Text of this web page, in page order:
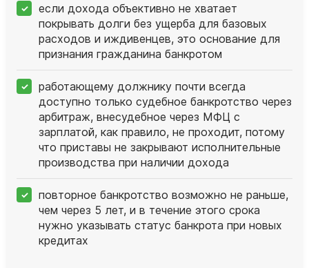
если дохода объективно не хватает
покрывать долги без ущерба для базовых
расходов и иждивенцев, это основание для
признания гражданина банкротом
работающему должнику почти всегда
доступно только судебное банкротство через
арбитраж, внесудебное через МФЦ с
зарплатой, как правило, не проходит, потому
что приставы не закрывают исполнительные
производства при наличии дохода
повторное банкротство возможно не раньше,
чем через 5 лет, и в течение этого срока
нужно указывать статус банкрота при новых
кредитах